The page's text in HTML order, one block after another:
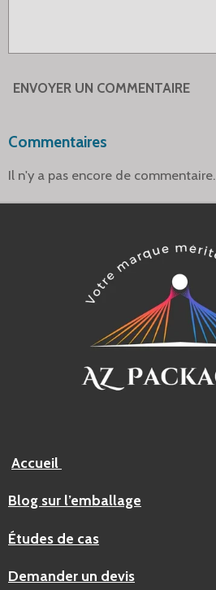
ENVOYER UN COMMENTAIRE
Commentaires
Il n'y a pas encore de commentaire.
Accueil
Blog sur l’emballage
Études de cas
Demander un devis